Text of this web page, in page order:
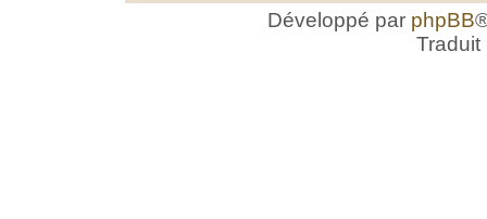
Développé par phpBB